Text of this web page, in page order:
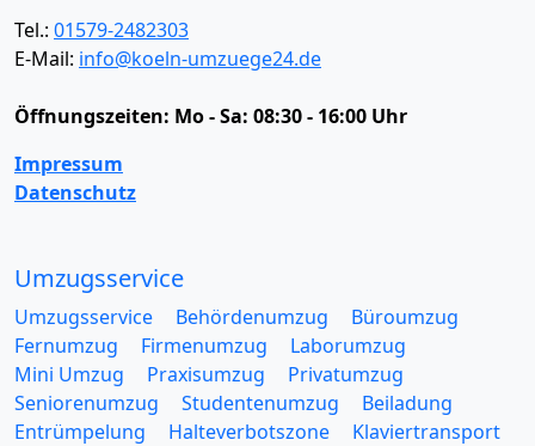
Tel.: 01579-2482303
E-Mail: info@koeln-umzuege24.de
Öffnungszeiten: Mo - Sa: 08:30 - 16:00 Uhr
Impressum
Datenschutz
Umzugsservice
Umzugsservice Behördenumzug
Büroumzug
Fernumzug
Firmenumzug
Laborumzug
Mini Umzug
Praxisumzug
Privatumzug
Seniorenumzug
Studentenumzug
Beiladung
Entrümpelung
Halteverbotszone
Klaviertransport